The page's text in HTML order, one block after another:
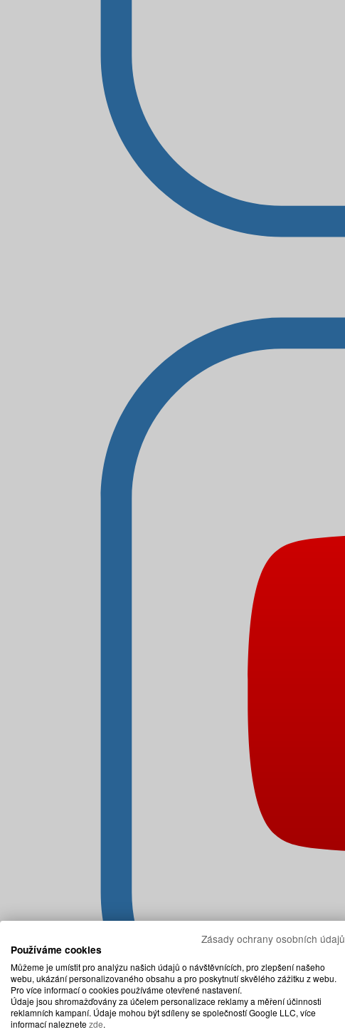
Zásady ochrany osobních údajů
Používáme cookies
Můžeme je umístit pro analýzu našich údajů o návštěvnících, pro zlepšení našeho
webu, ukázání personalizovaného obsahu a pro poskytnutí skvělého zážitku z webu.
Pro více informací o cookies používáme otevřené nastavení.
Údaje jsou shromažďovány za účelem personalizace reklamy a měření účinnosti
reklamních kampaní. Údaje mohou být sdíleny se společností Google LLC, více
informací naleznetezde.